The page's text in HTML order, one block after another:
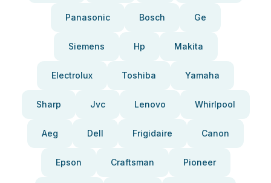
Panasonic Bosch Ge
Siemens Hp Makita
Electrolux Toshiba Yamaha
Sharp Jvc Lenovo Whirlpool
Aeg Dell Frigidaire Canon
Epson Craftsman Pioneer